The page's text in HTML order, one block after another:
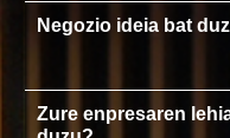
Negozio ideia bat
Zure enpresaren